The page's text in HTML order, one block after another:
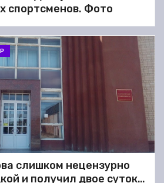
записали видео-
из-за «фекальных
в подвалах домов
спортсменов. Фото
слишком нецензурно
и получил двое суток